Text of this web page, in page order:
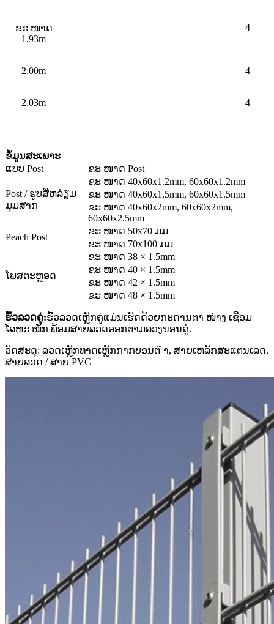
ຂະ ໜາດ
1,93m
4
2.00m 4
2.03m 4
ຂໍ້ມູນສະເພາະ
ແບບ Post
ຂະ ໜາດ Post
Post / ຮູບສີ່ຫລ່ຽມ
ມຸມສາກ
ຂະ ໜາດ 40x60x1.2mm, 60x60x1.2mm
ຂະ ໜາດ 40x60x1,5mm, 60x60x1.5mm
ຂະ ໜາດ 40x60x2mm, 60x60x2mm,
60x60x2.5mm
Peach Post
ຂະ ໜາດ 50x70 ມມ
ຂະ ໜາດ 70x100 ມມ
ໂພສຕະຫຼອດ
ຂະ ໜາດ 38 × 1.5mm
ຂະ ໜາດ 40 × 1.5mm
ຂະ ໜາດ 42 × 1.5mm
ຂະ ໜາດ 48 × 1.5mm
ຮົ້ວລວດຄູ່:ຮົ້ວລວດເຫຼັກຄູ່ແມ່ນເຮັດດ້ວຍກະດານຕາ ໜ່າງ ເຊື່ອມ
ໂລຫະ ໜັກ ພ້ອມສາຍລວດອອກຕາມລວງນອນຄູ່.
ວັດສະດຸ: ລວດເຫຼັກທາດເຫຼັກກາກບອນຕ່ ຳ, ສາຍເຫລັກສະແຕນເລດ,
ສາຍລວດ / ສາຍ PVC